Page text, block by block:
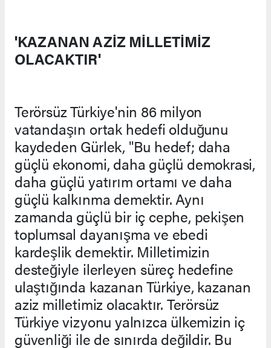
'KAZANAN AZİZ MİLLETİMİZ
OLACAKTIR'
Terörsüz Türkiye'nin 86 milyon
vatandaşın ortak hedefi olduğunu
kaydeden Gürlek, "Bu hedef; daha
güçlü ekonomi, daha güçlü demokrasi,
daha güçlü yatırım ortamı ve daha
güçlü kalkınma demektir. Aynı
zamanda güçlü bir iç cephe, pekişen
toplumsal dayanışma ve ebedi
kardeşlik demektir. Milletimizin
desteğiyle ilerleyen süreç hedefine
ulaştığında kazanan Türkiye, kazanan
aziz milletimiz olacaktır. Terörsüz
Türkiye vizyonu yalnızca ülkemizin iç
güvenliği ile de sınırda değildir. Bu